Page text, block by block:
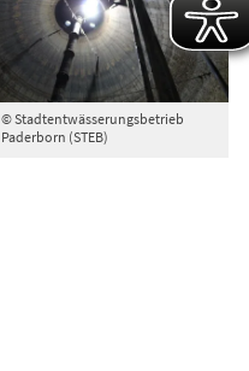
© Stadtentwässerungsbetrieb
Paderborn (STEB)